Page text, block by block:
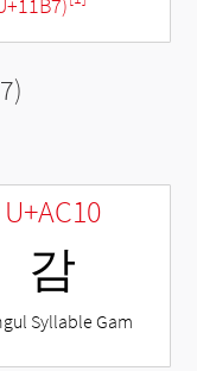
U+AC10
감
Syllable Gam